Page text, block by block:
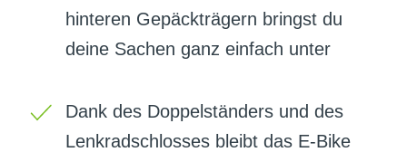
hinteren Gepäckträgern bringst du
deine Sachen ganz einfach unter
Dank des Doppelständers und des
Lenkradschlosses bleibt das E-Bike